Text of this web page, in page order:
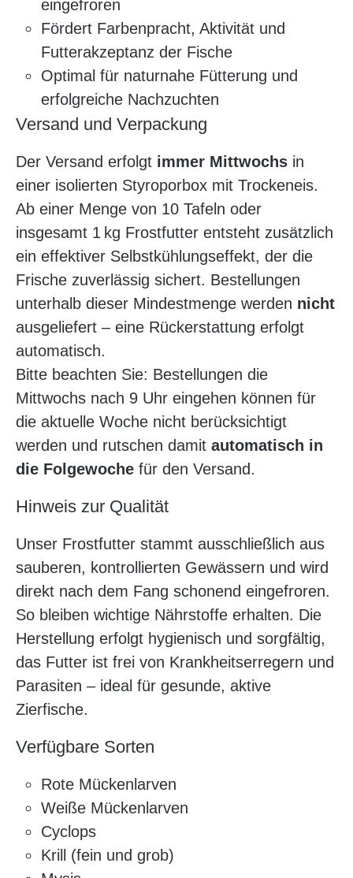
eingefroren
Fördert Farbenpracht, Aktivität und
Futterakzeptanz der Fische
Optimal für naturnahe Fütterung und
erfolgreiche Nachzuchten
Versand und Verpackung
Der Versand erfolgt immer Mittwochs in
einer isolierten Styroporbox mit Trockeneis.
Ab einer Menge von 10 Tafeln oder
insgesamt 1 kg Frostfutter entsteht zusätzlich
ein effektiver Selbstkühlungseffekt, der die
Frische zuverlässig sichert. Bestellungen
unterhalb dieser Mindestmenge werden nicht
ausgeliefert – eine Rückerstattung erfolgt
automatisch.
Bitte beachten Sie: Bestellungen die
Mittwochs nach 9 Uhr eingehen können für
die aktuelle Woche nicht berücksichtigt
werden und rutschen damit automatisch in
die Folgewoche für den Versand.
Hinweis zur Qualität
Unser Frostfutter stammt ausschließlich aus
sauberen, kontrollierten Gewässern und wird
direkt nach dem Fang schonend eingefroren.
So bleiben wichtige Nährstoffe erhalten. Die
Herstellung erfolgt hygienisch und sorgfältig,
das Futter ist frei von Krankheitserregern und
Parasiten – ideal für gesunde, aktive
Zierfische.
Verfügbare Sorten
Rote Mückenlarven
Weiße Mückenlarven
Cyclops
Krill (fein und grob)